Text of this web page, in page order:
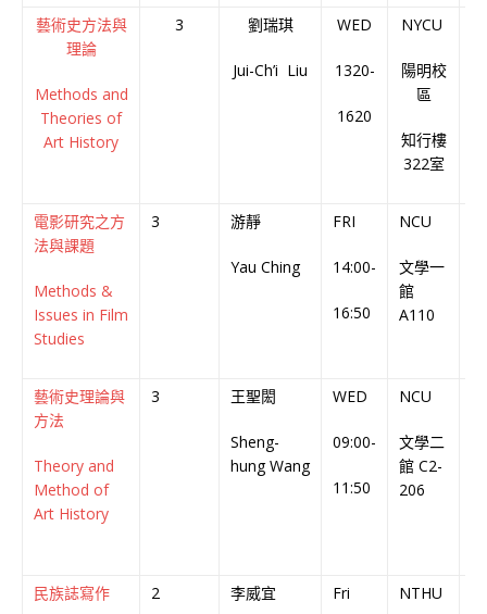
藝術史方法與
理論
Methods and
Theories of
Art History
3 劉瑞琪
Jui-Ch’i Liu
WED
1320-
1620
NYCU
陽明校
區
知行樓
322室
電影研究之方
法與課題
Methods &
Issues in Film
Studies
3 游靜
Yau Ching
FRI
14:00-
16:50
NCU
文學一
館
A110
藝術史理論與
方法
Theory and
Method of
Art History
3 王聖閎
Sheng-
hung Wang
WED
09:00-
11:50
NCU
文學二
館 C2-
206
民族誌寫作 2 李威宜 Fri NTHU